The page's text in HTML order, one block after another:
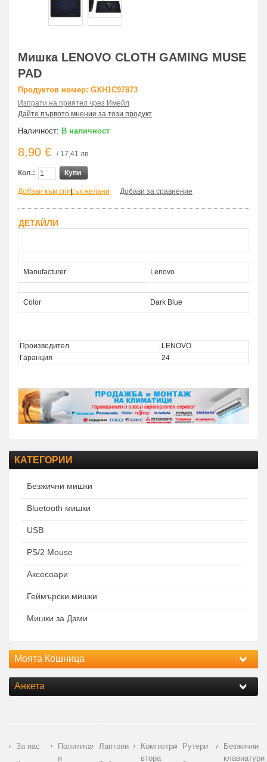
Мишка LENOVO CLOTH GAMING MUSE
PAD
Продуктов номер: GXH1C97873
Изпрати на приятел чрез Имейл
Дайте първото мнение за този продукт
Наличност: В наличност
8,90 € / 17,41 лв
Кол.: Купи
Добави към списък желани
| Добави за сравнение
ДЕТАЙЛИ
Manufacturer Lenovo
Color Dark Blue
Производител
LENOVO
Гаранция
24
КАТЕГОРИИ
Безжични мишки
Bluetooth мишки
USB
PS/2 Mouse
Аксесоари
Геймърски мишки
Мишки за Дами
Моята Кошница
Анкета
За нас
Политика
и
Лаптопи
Компютри
втора
Рутери
Безжични
клавиатури